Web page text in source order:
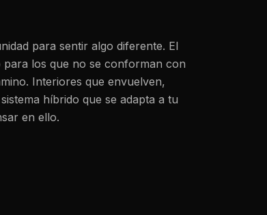
para sentir algo diferente. El
para los que no se conforman con
Interiores que envuelven,
híbrido que se adapta a tu
en ello.